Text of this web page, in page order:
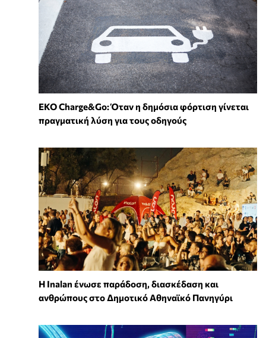
EKO Charge&Go: Όταν η δημόσια φόρτιση γίνεται
πραγματική λύση για τους οδηγούς
Η Inalan ένωσε παράδοση, διασκέδαση και
ανθρώπους στο Δημοτικό Αθηναϊκό Πανηγύρι